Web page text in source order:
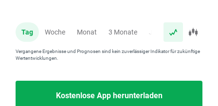
Tag Woche Monat 3 Monate Jahr
Vergangene Ergebnisse und Prognosen sind kein zuverlässiger Indikator für zukünftige
Wertentwicklungen.
Kostenlose App herunterladen